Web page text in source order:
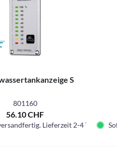
S
801160
56.10 CHF
Lieferzeit 2-4 Tage.